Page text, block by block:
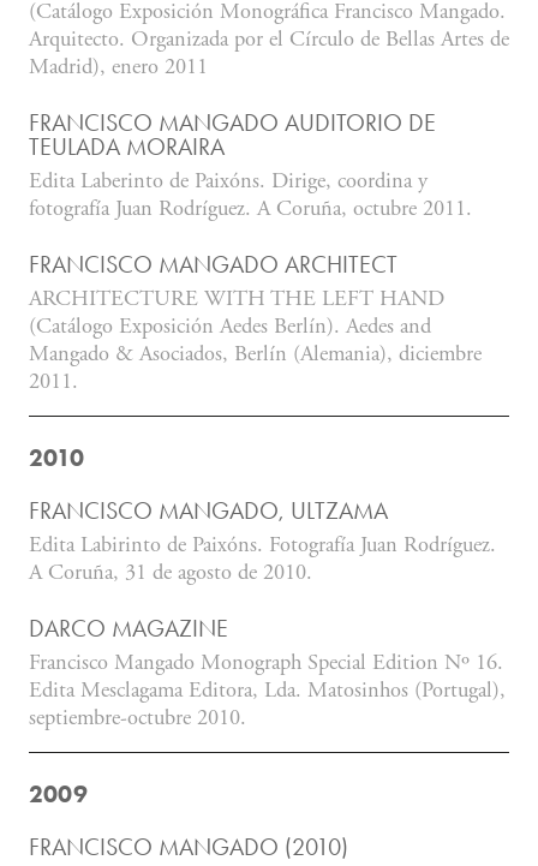
(Catálogo Exposición Monográfica Francisco Mangado.
Arquitecto. Organizada por el Círculo de Bellas Artes de
Madrid), enero 2011
FRANCISCO MANGADO AUDITORIO DE
TEULADA MORAIRA
Edita Laberinto de Paixóns. Dirige, coordina y
fotografía Juan Rodríguez. A Coruña, octubre 2011.
FRANCISCO MANGADO ARCHITECT
ARCHITECTURE WITH THE LEFT HAND
(Catálogo Exposición Aedes Berlín). Aedes and
Mangado & Asociados, Berlín (Alemania), diciembre
2011.
2010
FRANCISCO MANGADO, ULTZAMA
Edita Labirinto de Paixóns. Fotografía Juan Rodríguez.
A Coruña, 31 de agosto de 2010.
DARCO MAGAZINE
Francisco Mangado Monograph Special Edition Nº 16.
Edita Mesclagama Editora, Lda. Matosinhos (Portugal),
septiembre-octubre 2010.
2009
FRANCISCO MANGADO (2010)